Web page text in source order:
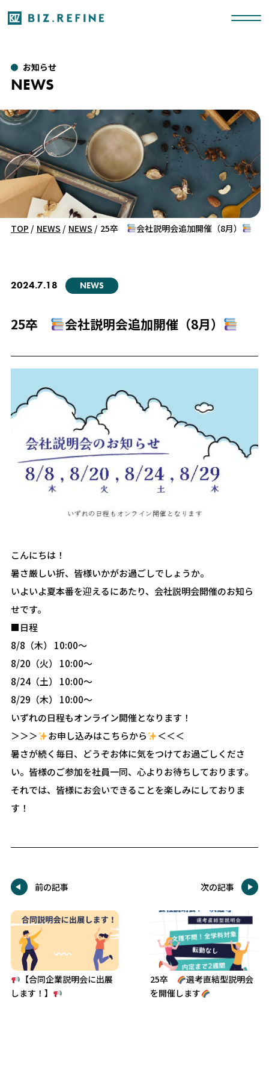
お知らせ
NEWS
TOP / NEWS / NEWS / 25卒 会社説明会追加開催（8月）
2024.7.18 NEWS
25卒 会社説明会追加開催（8月）
こんにちは！
暑さ厳しい折、皆様いかがお過ごしでしょうか。
いよいよ夏本番を迎えるにあたり、会社説明会開催のお知ら
せです。
■日程
8/8（木） 10:00～
8/20（火） 10:00～
8/24（土） 10:00～
8/29（木） 10:00～
いずれの日程もオンライン開催となります！
＞＞＞
お申し込みはこちらから
＜＜＜
暑さが続く毎日、どうぞお体に気をつけてお過ごしくださ
い。皆様のご参加を社員一同、心よりお待ちしております。
それでは、皆様にお会いできることを楽しみにしておりま
す！
前の記事
【合同企業説明会に出展
します！】
次の記事
25卒
選考直結型説明会
を開催します